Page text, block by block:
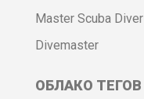
Master Scuba Diver
Divemaster
ОБЛАКО ТЕГОВ